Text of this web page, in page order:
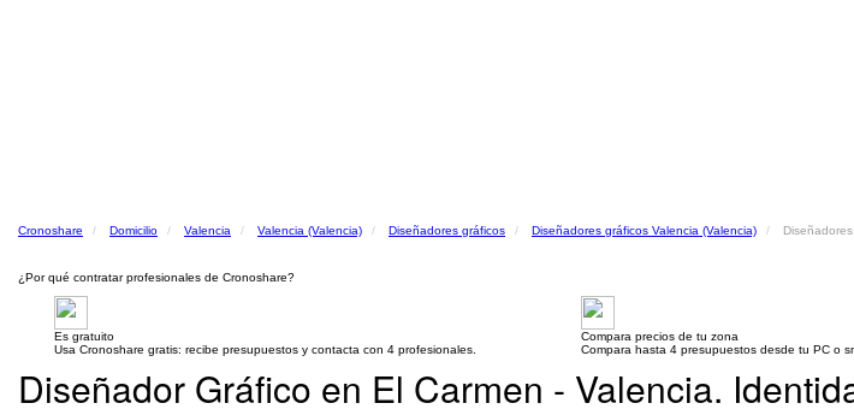
Cronoshare Domicilio Valencia Valencia (Valencia) Diseñadores gráficos Diseñadores gráficos Valencia (Valencia)
¿Por qué contratar profesionales de Cronoshare?
Es gratuito
Usa Cronoshare gratis: recibe presupuestos y contacta con 4 profesionales.
Compara precios de tu zona
Compara hasta 4 presupuestos desde tu PC o
Diseñador Gráfico en El Carmen - Valencia.